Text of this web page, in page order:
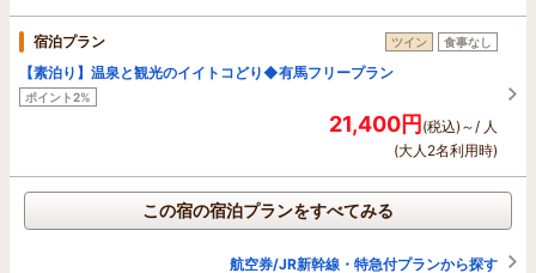
宿泊プラン ツイン 食事なし
【素泊り】温泉と観光のイイトコどり◆有馬フリープラン
ポイント2%
21,400円(税込)～/ 人
(大人2名利用時)
この宿の宿泊プランをすべてみる
航空券/JR新幹線・特急付プランから探す